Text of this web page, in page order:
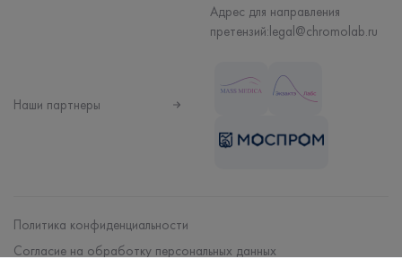
Адрес для направления
претензий:legal@chromolab.ru
Наши партнеры
Политика конфиденциальности
Согласие на обработку персональных данных